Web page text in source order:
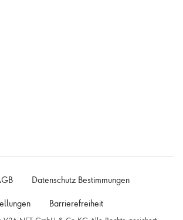
Datenschutz Bestimmungen
Barrierefreiheit